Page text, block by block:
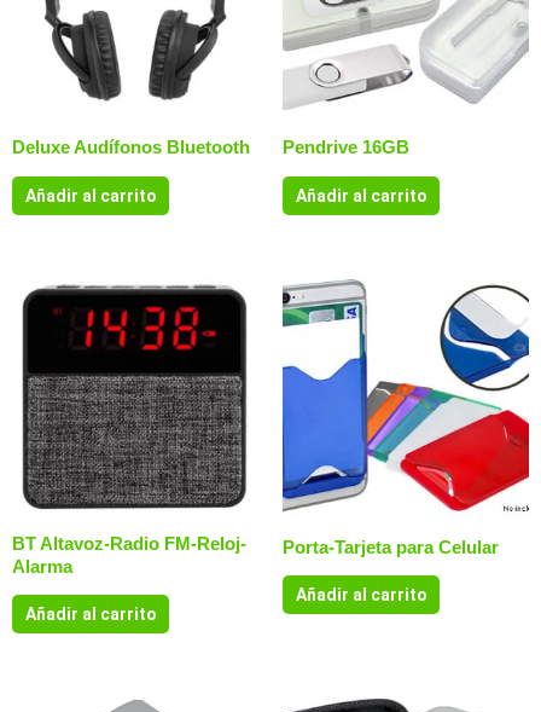
Deluxe Audífonos Bluetooth
Añadir al carrito
Pendrive 16GB
Añadir al carrito
BT Altavoz-Radio FM-Reloj-
Alarma
Añadir al carrito
Porta-Tarjeta para Celular
Añadir al carrito